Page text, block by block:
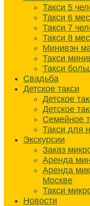
Такси 5
Такси 6
Такси 7
Такси 8
Минивэн
Такси
Такси
Свадьба
Детское такси
Детское
Детское
Семейное
Такси для
Экскурсии
Заказ
Аренда
Аренда
Москве
Такси
Новости